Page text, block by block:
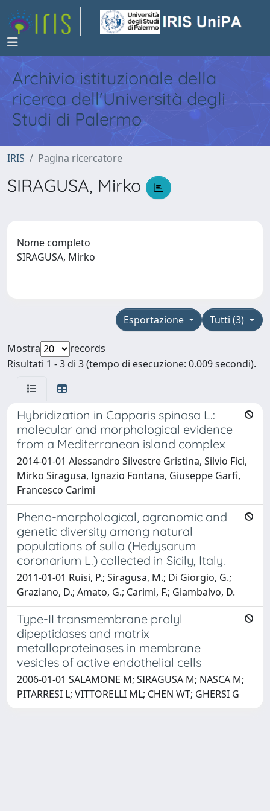
Archivio istituzionale della
ricerca dell'Università degli
Studi di Palermo
IRIS Pagina ricercatore
SIRAGUSA, Mirko
Nome completo
SIRAGUSA, Mirko
Tutti (3)
Esportazione
Mostra
records
Risultati 1 - 3 di 3 (tempo di esecuzione: 0.009 secondi).
Hybridization in Capparis spinosa L.:
molecular and morphological evidence
from a Mediterranean island complex
2014-01-01 Alessandro Silvestre Gristina, Silvio Fici,
Mirko Siragusa, Ignazio Fontana, Giuseppe Garfì,
Francesco Carimi
Pheno-morphological, agronomic and
genetic diversity among natural
populations of sulla (Hedysarum
coronarium L.) collected in Sicily, Italy.
2011-01-01 Ruisi, P.; Siragusa, M.; Di Giorgio, G.;
Graziano, D.; Amato, G.; Carimi, F.; Giambalvo, D.
Type-II transmembrane prolyl
dipeptidases and matrix
metalloproteinases in membrane
vesicles of active endothelial cells
2006-01-01 SALAMONE M; SIRAGUSA M; NASCA M;
PITARRESI L; VITTORELLI ML; CHEN WT; GHERSI G